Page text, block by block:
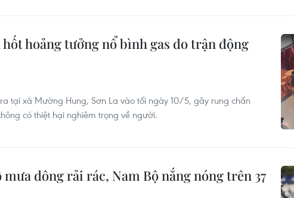
hốt hoảng tưởng nổ bình gas do trận động
tại xã Mường Hung, Sơn La vào tối ngày 10/5, gây rung chấn
có thiệt hại nghiêm trọng về người.
mưa dông rải rác, Nam Bộ nắng nóng trên 37